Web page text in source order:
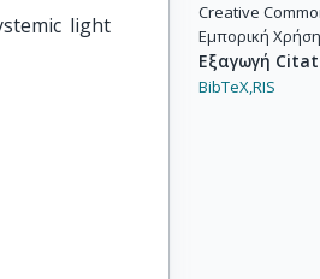
light
Creative
Εμπορική Χρήση
Εξαγωγή
BibTeX,RIS